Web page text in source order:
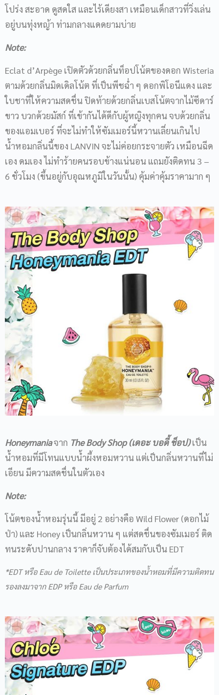
โปร่ง สะอาด ดูสดใส และไร้เดียงสา เหมือนเด็กสาวที่วิ่งเล่น
อยู่บนทุ่งหญ้า ท่ามกลางแดดยามบ่าย
Note:
Eclat d’Arpège เปิดตัวด้วยกลิ่นท็อปโน้ตของดอก Wisteria
ตามด้วยกลิ่นมิดเดิลโน้ต ที่เป็นพีชฉ่ำ ๆ ดอกพิโอนีแดง และ
ใบชาที่ให้ความสดชื่น ปิดท้ายด้วยกลิ่นเบสโน้ตจากไม้ซีดาร์
ขาว บวกด้วยมัสก์ ที่เข้ากันได้ดีกับผู้หญิงทุกคน จบด้วยกลิ่น
ของแอมเบอร์ ที่จะไม่ทำให้ซัมเมอร์นี้หวานเลี่ยนเกินไป
น้ำหอมกลิ่นนี้ของ LANVIN จะไม่ค่อยกระจายตัว เหมือนฉีด
เอง ดมเอง ไม่ทำร้ายคนรอบข้างแน่นอน แถมยังติดทน 3 –
6 ชั่วโมง (ขึ้นอยู่กับอุณหภูมิในวันนั้น) คุ้มค่าคุ้มราคามาก ๆ
Honeymaniaจาก The Body Shop (เดอะ บอดี้ ช็อป)เป็น
น้ำหอมที่มีโทนแบบน้ำผึ้งหอมหวาน แต่เป็นกลิ่นหวานที่ไม่
เอียน มีความสดชื่นในตัวเอง
Note:
โน้ตของน้ำหอมรุ่นนี้ มีอยู่ 2 อย่างคือ Wild Flower (ดอกไม้
ป่า) และ Honey เป็นกลิ่นหวาน ๆ แต่สดชื่นของซัมเมอร์ ติด
ทนระดับปานกลาง ราคาก็จับต้องได้สมกับเป็น EDT
*EDT หรือ Eau de Toilette เป็นประเภทของน้ำหอมที่มีความติดทน
รองลงมาจาก EDP หรือ Eau de Parfum